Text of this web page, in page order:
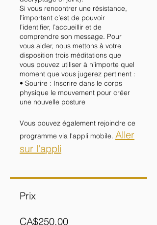
Si vous rencontrer une résistance,
l’important c’est de pouvoir
l’identifier, l’accueillir et de
comprendre son message. Pour
vous aider, nous mettons à votre
disposition trois méditations que
vous pouvez utiliser à n’importe quel
moment que vous jugerez pertinent :
• Sourire : Inscrire dans le corps
physique le mouvement pour créer
une nouvelle posture
Vous pouvez également rejoindre ce
programme via l'appli mobile. Aller
sur l'appli
Prix
CA$250.00